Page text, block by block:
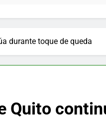
durante toque de queda
Quito